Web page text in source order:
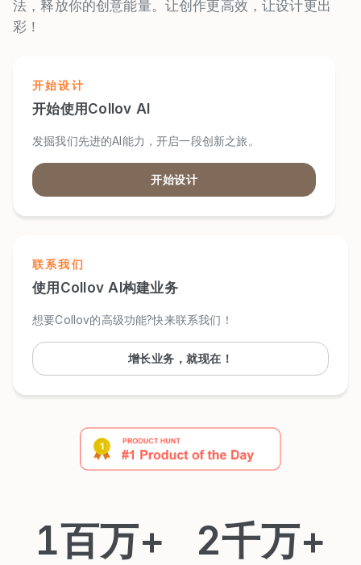
法，释放你的创意能量。让创作更高效，让设计更出
彩！
开始设计
开始使用Collov AI
发掘我们先进的AI能力，开启一段创新之旅。
开始设计
联系我们
使用Collov AI构建业务
想要Collov的高级功能?快来联系我们！
增长业务，就现在！
1百万+ 2千万+